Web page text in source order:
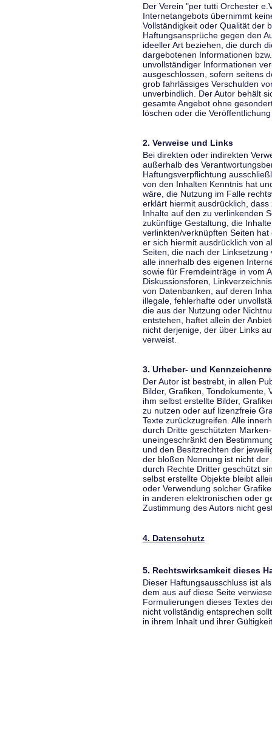
Der Verein "per tutti Orchester
Internetangebots übernimmt
Vollständigkeit oder Qualität der
Haftungsansprüche gegen den
ideeller Art beziehen, die durch
dargebotenen Informationen
unvollständiger Informationen
ausgeschlossen, sofern seitens
grob fahrlässiges Verschulden
unverbindlich. Der Autor behält
gesamte Angebot ohne
löschen oder die
2. Verweise und Links
Bei direkten oder indirekten
außerhalb des
Haftungsverpflichtung
von den Inhalten Kenntnis hat
wäre, die Nutzung im Falle
erklärt hiermit ausdrücklich,
Inhalte auf den zu verlinkenden
zukünftige Gestaltung, die
verlinkten/verknüpften Seiten
er sich hiermit ausdrücklich von
Seiten, die nach der
alle innerhalb des eigenen
sowie für Fremdeinträge in vom
Diskussionsforen,
von Datenbanken, auf deren
illegale, fehlerhafte oder
die aus der Nutzung oder
entstehen, haftet allein der
nicht derjenige, der über Links
verweist.
3. Urheber- und
Der Autor ist bestrebt, in allen
Bilder, Grafiken, Tondokumente,
ihm selbst erstellte Bilder,
zu nutzen oder auf lizenzfreie
Texte zurückzugreifen. Alle
durch Dritte geschützten
uneingeschränkt den
und den Besitzrechten der
der bloßen Nennung ist nicht
durch Rechte Dritter geschützt
selbst erstellte Objekte bleibt
oder Verwendung solcher
in anderen elektronischen oder
Zustimmung des Autors nicht
4. Datenschutz
5. Rechtswirksamkeit dieses
Dieser Haftungsausschluss ist
dem aus auf diese Seite
Formulierungen dieses Textes
nicht vollständig entsprechen
in ihrem Inhalt und ihrer